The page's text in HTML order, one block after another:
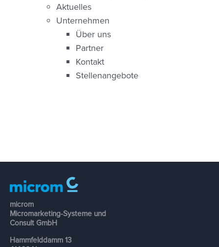
Aktuelles
Unternehmen
Über uns
Partner
Kontakt
Stellenangebote
microm
Micromarketing-Systeme und
Consult GmbH
Hammfelddamm 13